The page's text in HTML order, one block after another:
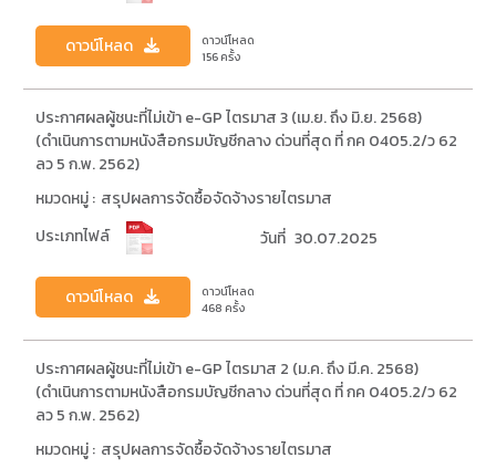
ดาวน์โหลด
ดาวน์โหลด
156 ครั้ง
ประกาศผลผู้ชนะที่ไม่เข้า e-GP ไตรมาส 3 (เม.ย. ถึง มิ.ย. 2568)
(ดำเนินการตามหนังสือกรมบัญชีกลาง ด่วนที่สุด ที่ กค 0405.2/ว 62
ลว 5 ก.พ. 2562)
หมวดหมู่ : สรุปผลการจัดซื้อจัดจ้างรายไตรมาส
ประเภทไฟล์
วันที่ 30.07.2025
ดาวน์โหลด
ดาวน์โหลด
468 ครั้ง
ประกาศผลผู้ชนะที่ไม่เข้า e-GP ไตรมาส 2 (ม.ค. ถึง มี.ค. 2568)
(ดำเนินการตามหนังสือกรมบัญชีกลาง ด่วนที่สุด ที่ กค 0405.2/ว 62
ลว 5 ก.พ. 2562)
หมวดหมู่ : สรุปผลการจัดซื้อจัดจ้างรายไตรมาส